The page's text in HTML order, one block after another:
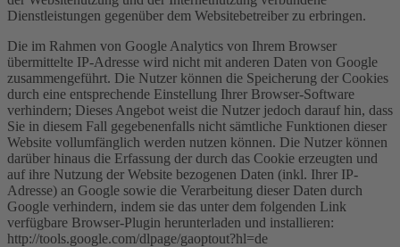
Dienstleistungen gegenüber dem Websitebetreiber zu erbringen.
Die im Rahmen von Google Analytics von Ihrem Browser
übermittelte IP-Adresse wird nicht mit anderen Daten von Google
zusammengeführt. Die Nutzer können die Speicherung der Cookies
durch eine entsprechende Einstellung Ihrer Browser-Software
verhindern; Dieses Angebot weist die Nutzer jedoch darauf hin, dass
Sie in diesem Fall gegebenenfalls nicht sämtliche Funktionen dieser
Website vollumfänglich werden nutzen können. Die Nutzer können
darüber hinaus die Erfassung der durch das Cookie erzeugten und
auf ihre Nutzung der Website bezogenen Daten (inkl. Ihrer IP-
Adresse) an Google sowie die Verarbeitung dieser Daten durch
Google verhindern, indem sie das unter dem folgenden Link
verfügbare Browser-Plugin herunterladen und installieren:
http://tools.google.com/dlpage/gaoptout?hl=de